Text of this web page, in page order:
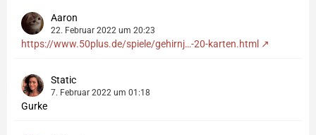
Aaron
22. Februar 2022 um 20:23
https://www.50plus.de/spiele/gehirnj…-20-karten.html
Static
7. Februar 2022 um 01:18
Gurke